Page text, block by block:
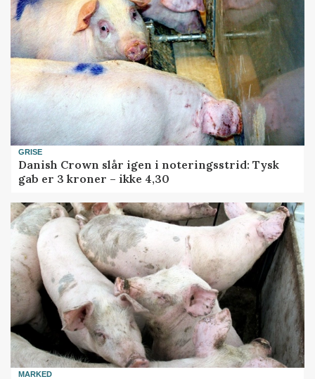
GRISE
Danish Crown slår igen i noteringsstrid: Tysk
gab er 3 kroner – ikke 4,30
MARKED